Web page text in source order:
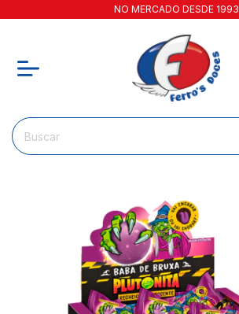
NO MERCADO DESDE 1993